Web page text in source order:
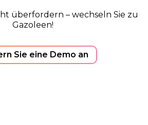
überfordern – wechseln Sie zu
Gazoleen!
Sie eine Demo an